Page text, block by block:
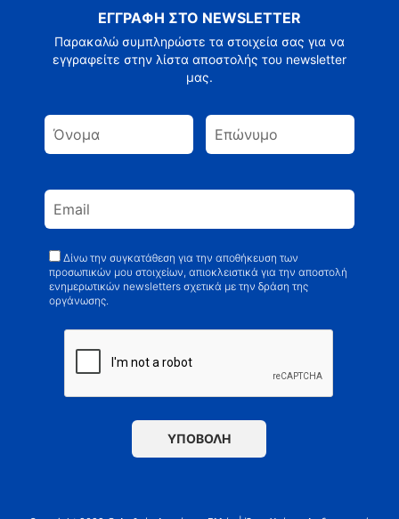
ΕΓΓΡΑΦΗ ΣΤΟ NEWSLETTER
Παρακαλώ συμπληρώστε τα στοιχεία σας για να
εγγραφείτε στην λίστα αποστολής του newsletter
μας.
Δίνω την συγκατάθεση για την αποθήκευση των
προσωπικών μου στοιχείων, απιοκλειστικά για την αποστολή
ενημερωτικών newsletters σχετικά με την δράση της
οργάνωσης.